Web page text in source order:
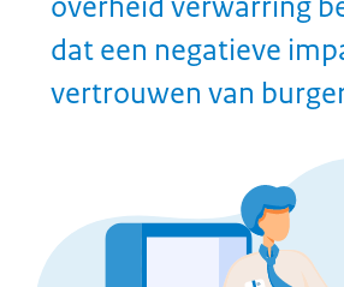
Interne
hoe pak je dat
internetdomeinen liggen
verspreid over en binnen
verschillende
hoe pak je dat